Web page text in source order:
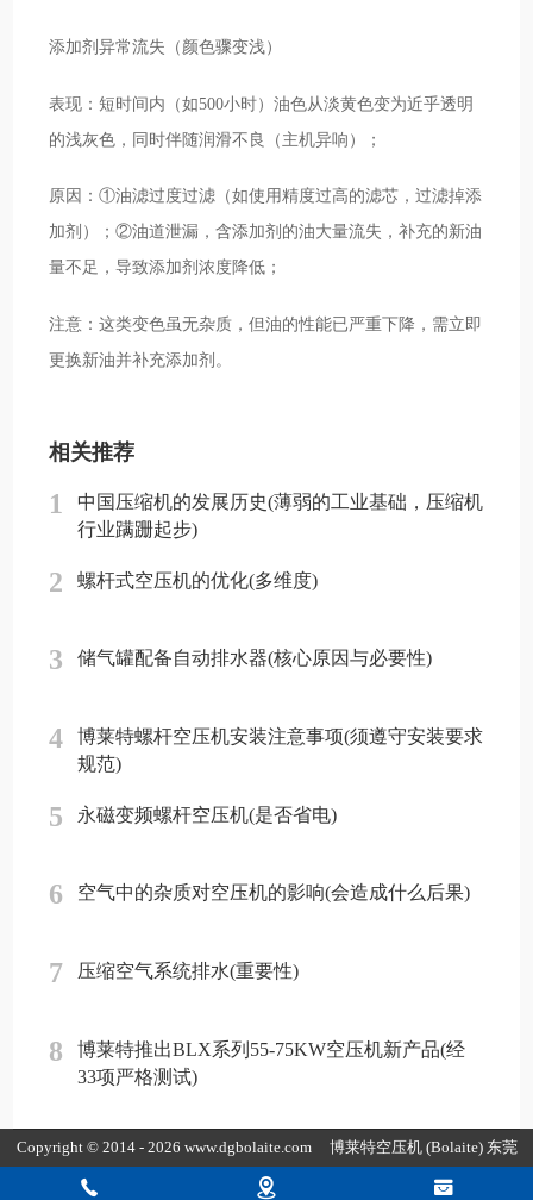
添加剂异常流失（颜色骤变浅）
表现：短时间内（如500小时）油色从淡黄色变为近乎透明
的浅灰色，同时伴随润滑不良（主机异响）；
原因：①油滤过度过滤（如使用精度过高的滤芯，过滤掉添
加剂）；②油道泄漏，含添加剂的油大量流失，补充的新油
量不足，导致添加剂浓度降低；
注意：这类变色虽无杂质，但油的性能已严重下降，需立即
更换新油并补充添加剂。
相关推荐
1
中国压缩机的发展历史(薄弱的工业基础，压缩机
行业蹒跚起步)
2 螺杆式空压机的优化(多维度)
3 储气罐配备自动排水器(核心原因与必要性)
4
博莱特螺杆空压机安装注意事项(须遵守安装要求
规范)
5 永磁变频螺杆空压机(是否省电)
6 空气中的杂质对空压机的影响(会造成什么后果)
7 压缩空气系统排水(重要性)
8
博莱特推出BLX系列55-75KW空压机新产品(经
33项严格测试)
Copyright © 2014 - 2026 www.dgbolaite.com 博莱特空压机 (Bolaite) 东莞
市康普达节能科技有限公司版权所有